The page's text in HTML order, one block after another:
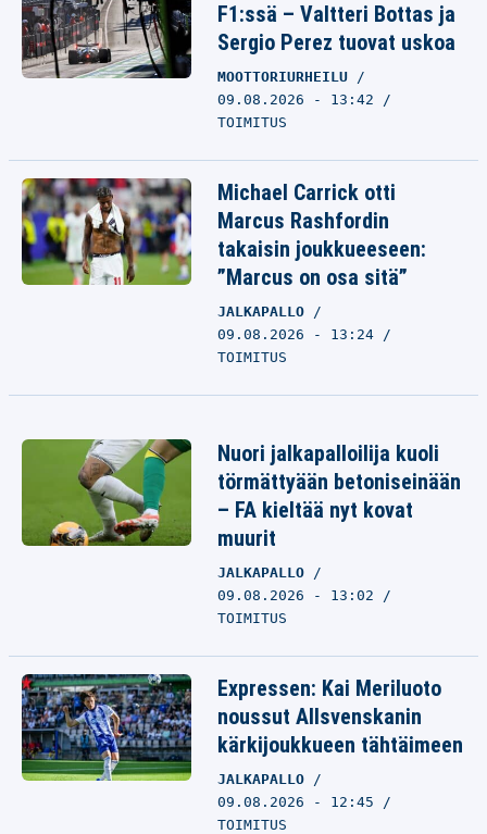
F1:ssä – Valtteri Bottas ja
Sergio Perez tuovat uskoa
MOOTTORIURHEILU
09.08.2026 - 13:42
TOIMITUS
Michael Carrick otti
Marcus Rashfordin
takaisin joukkueeseen:
”Marcus on osa sitä”
JALKAPALLO
09.08.2026 - 13:24
TOIMITUS
Nuori jalkapalloilija kuoli
törmättyään betoniseinään
– FA kieltää nyt kovat
muurit
JALKAPALLO
09.08.2026 - 13:02
TOIMITUS
Expressen: Kai Meriluoto
noussut Allsvenskanin
kärkijoukkueen tähtäimeen
JALKAPALLO
09.08.2026 - 12:45
TOIMITUS